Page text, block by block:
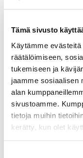
Tämä sivusto
Käytämme
räätälöimiseen,
tukemiseen ja
jaamme sosiaalisen
alan
sivustoamme.
tietoja muihin
kerätty, kun olet
löydät
verohallinnon
Muut
Verokiilalaskurilla
kohdistuvaa
erilaisesta
ei ole laskurissa